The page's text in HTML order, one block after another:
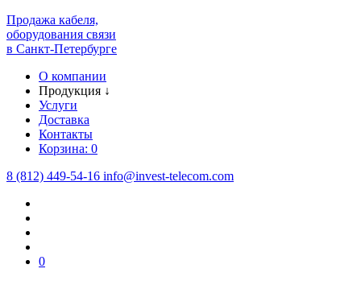
Продажа кабеля,
оборудования связи
в Санкт-Петербурге
О компании
Продукция ↓
Услуги
Доставка
Контакты
Корзина: 0
8 (812) 449-54-16 info@invest-telecom.com
0